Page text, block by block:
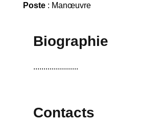
Poste: Manœuvre
Biographie
......................
Contacts